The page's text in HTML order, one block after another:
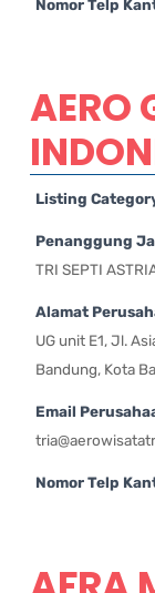
Nomor Telp
AERO
Listing
Penanggung
TRI SEPTI
Alamat
UG unit E1, Jl.
Bandung, Kota
Email
Nomor Telp